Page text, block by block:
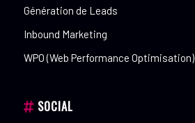
Génération de Leads
Inbound Marketing
WPO (Web Performance Optimisation)
SOCIAL